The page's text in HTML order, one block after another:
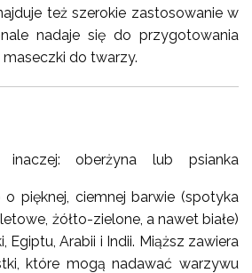
też szerokie zastosowanie w
nadaje się do przygotowania
do twarzy.
oberżyna lub psianka
o pięknej, ciemnej barwie (spotyka
żółto-zielone, a nawet białe)
Egiptu, Arabii i Indii. Miąższ zawiera
które mogą nadawać warzywu